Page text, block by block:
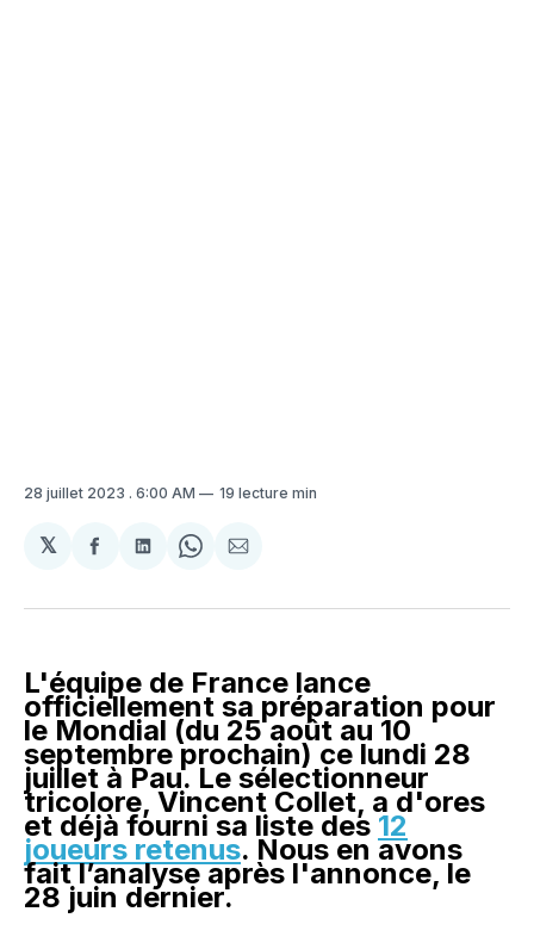
28 juillet 2023 . 6:00 AM 19 lecture min
𝕏
Partager
Facebook
Partager
LinkedIn
Share
WhatsApp
Partager
Courriel
L'équipe de France lance
officiellement sa préparation pour
le Mondial (du 25 août au 10
septembre prochain) ce lundi 28
juillet à Pau. Le sélectionneur
tricolore, Vincent Collet, a d'ores
et déjà fourni sa liste des 12
joueurs retenus. Nous en avons
fait l’analyse après l'annonce, le
28 juin dernier.